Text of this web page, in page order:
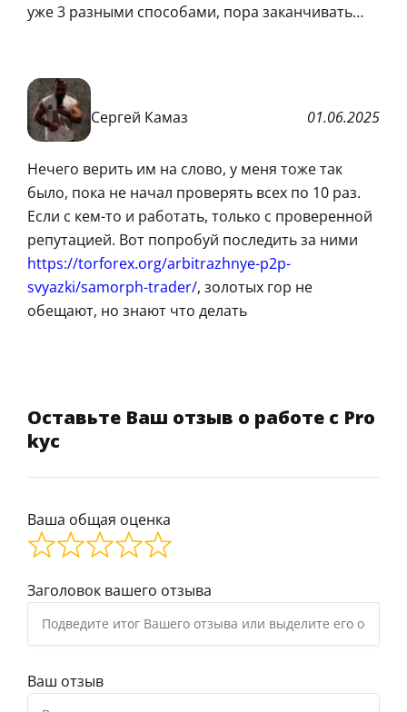
уже 3 разными способами, пора заканчивать…
Сергей Камаз 01.06.2025
Нечего верить им на слово, у меня тоже так
было, пока не начал проверять всех по 10 раз.
Если с кем-то и работать, только с проверенной
репутацией. Вот попробуй последить за ними
https://torforex.org/arbitrazhnye-p2p-
svyazki/samorph-trader/, золотых гор не
обещают, но знают что делать
Оставьте Ваш отзыв о работе с Pro
kyc
Ваша общая оценка
Заголовок вашего отзыва
Ваш отзыв